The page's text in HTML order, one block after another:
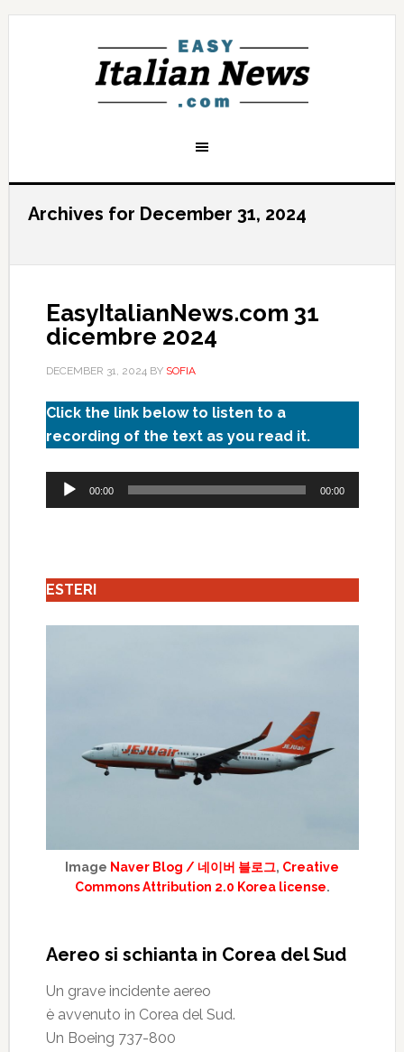
Archives for December 31, 2024
EasyItalianNews.com 31
dicembre 2024
DECEMBER 31, 2024BY SOFIA
Click the link below to listen to a
recording of the text as you read it.
Audio
Player
00:00 00:00
ESTERI
Image Naver Blog / 네이버 블로그, Creative
Commons Attribution 2.0 Korea license.
Aereo si schianta in Corea del Sud
Un grave incidente aereo
è avvenuto in Corea del Sud.
Un Boeing 737-800